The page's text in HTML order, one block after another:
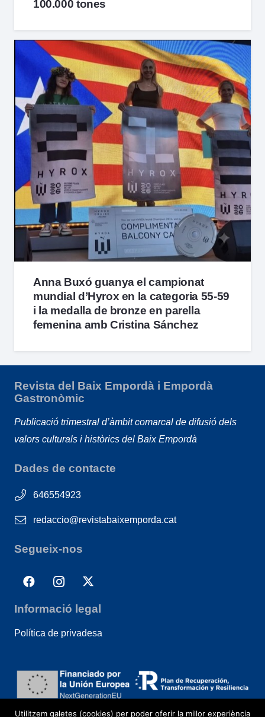
100.000 tones
Anna Buxó guanya el campionat
mundial d’Hyrox en la categoria 55-59
i la medalla de bronze en parella
femenina amb Cristina Sánchez
Revista del Baix Empordà i Empordà
Gastronòmic
Publicació trimestral d’àmbit comarcal de difusió dels
valors culturals i històrics del Baix Empordà
Dades de contacte
646554923
redaccio@revistabaixemporda.cat
Segueix-nos
Informació legal
Política de privadesa
Utilitzem galetes (cookies) per poder oferir la millor experiència